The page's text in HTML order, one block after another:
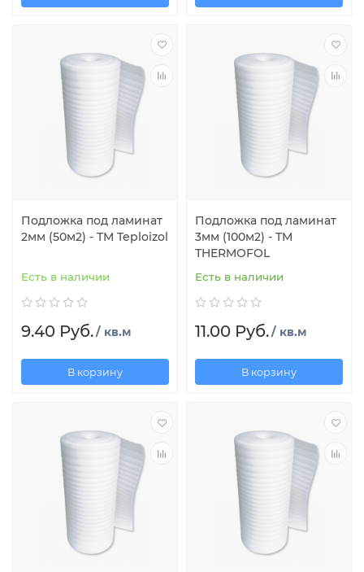
Подложка под ламинат
2мм (50м2) - TM Teploizol
Есть в наличии
9.40 Руб./ кв.м
В корзину
Подложка под ламинат
3мм (100м2) - TM
ТHERMOFOL
Есть в наличии
11.00 Руб./ кв.м
В корзину